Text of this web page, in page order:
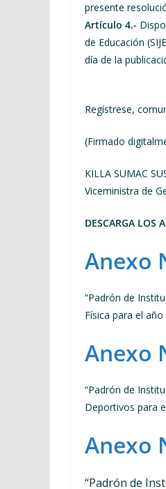
presente
Artículo 4.-
de Educación
día de la
Regístrese,
(Firmado
KILLA SUMAC
Viceministra de
DESCARGA LOS
Anexo
“Padrón de
Física para el año
Anexo
“Padrón de
Deportivos para
Anexo
“Padrón de